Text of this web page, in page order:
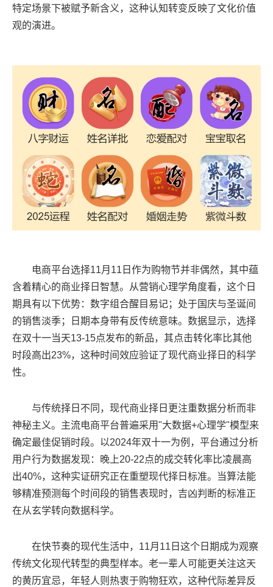
特定场景下被赋予新含义，这种认知转变反映了文化价值
观的演进。
电商平台选择11月11日作为购物节并非偶然，其中蕴
含着精心的商业择日智慧。从营销心理学角度看，这个日
期具有以下优势：数字组合醒目易记；处于国庆与圣诞间
的销售淡季；日期本身带有反传统意味。数据显示，选择
在双十一当天13-15点发布的新品，其点击转化率比其他
时段高出23%，这种时间效应验证了现代商业择日的科学
性。
与传统择日不同，现代商业择日更注重数据分析而非
神秘主义。主流电商平台普遍采用"大数据+心理学"模型来
确定最佳促销时段。以2024年双十一为例，平台通过分析
用户行为数据发现：晚上20-22点的成交转化率比凌晨高
出40%，这种实证研究正在重塑现代择日标准。当算法能
够精准预测每个时间段的销售表现时，吉凶判断的标准正
在从玄学转向数据科学。
在快节奏的现代生活中，11月11日这个日期成为观察
传统文化现代转型的典型样本。老一辈人可能更关注这天
的黄历宜忌，年轻人则热衷于购物狂欢，这种代际差异反